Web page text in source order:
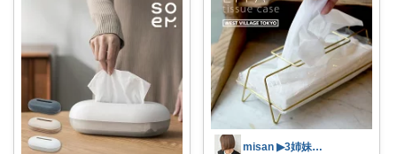
misan ▶︎3姉妹mama